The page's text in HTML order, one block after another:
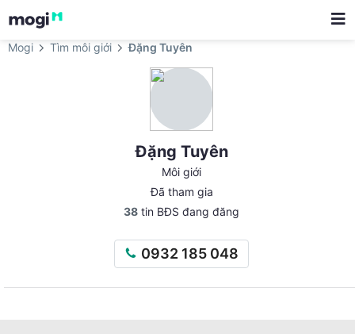
Mogi Tìm môi giới Đặng Tuyên
Đặng Tuyên
Môi giới
Đã tham gia
38 tin BĐS đang đăng
0932 185 048